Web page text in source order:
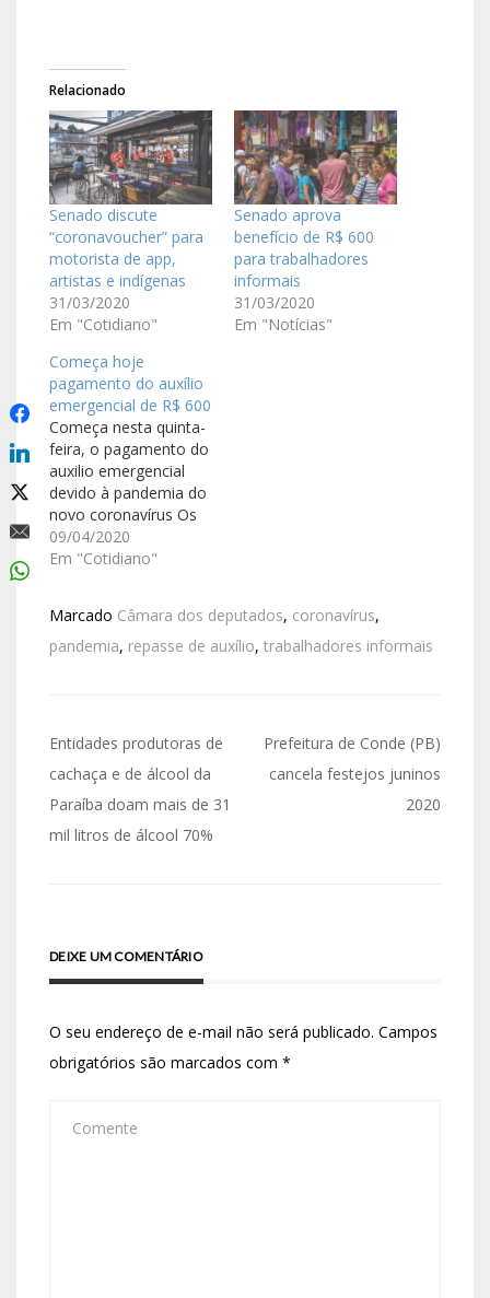
Relacionado
Senado discute
“coronavoucher” para
motorista de app,
artistas e indígenas
31/03/2020
Em "Cotidiano"
Senado aprova
benefício de R$ 600
para trabalhadores
informais
31/03/2020
Em "Notícias"
Começa hoje
pagamento do auxílio
emergencial de R$ 600
Começa nesta quinta-
feira, o pagamento do
auxilio emergencial
devido à pandemia do
novo coronavírus Os
R$ 600 serão
depositados, nesta
inscritas no Cadastro
Único, que não
Banco do Brasil. Esse
grupo, de…
09/04/2020
Em "Cotidiano"
Marcado Câmara dos deputados, coronavírus,
pandemia, repasse de auxílio, trabalhadores informais
Entidades produtoras de
cachaça e de álcool da
Paraíba doam mais de 31
mil litros de álcool 70%
Prefeitura de Conde (PB)
cancela festejos juninos
2020
DEIXE UM COMENTÁRIO
O seu endereço de e-mail não será publicado. Campos
obrigatórios são marcados com *